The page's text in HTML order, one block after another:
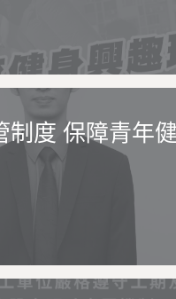
制度 保障青年